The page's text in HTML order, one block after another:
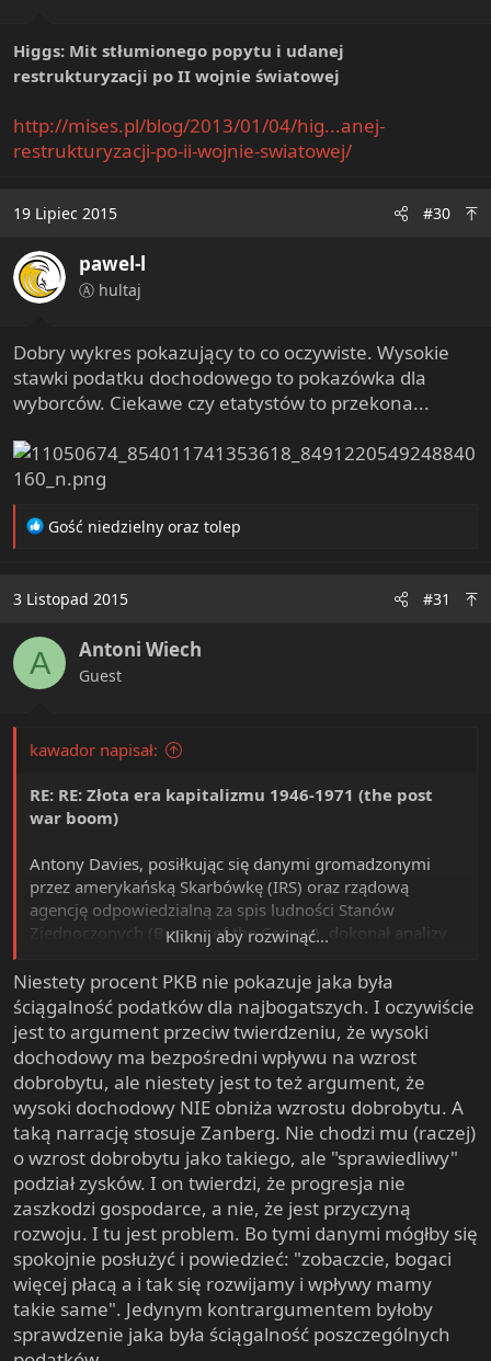
Higgs: Mit stłumionego popytu i udanej
restrukturyzacji po II wojnie światowej
http://mises.pl/blog/2013/01/04/hig...anej-
restrukturyzacji-po-ii-wojnie-swiatowej/
19 Lipiec 2015 #30
pawel-l
Ⓐ hultaj
Dobry wykres pokazujący to co oczywiste. Wysokie
stawki podatku dochodowego to pokazówka dla
wyborców. Ciekawe czy etatystów to przekona...
R
t
n
s
Gość niedzielny oraz tolep
3 Listopad 2015 #31
A Antoni Wiech
Guest
kawador napisał:
RE: RE: Złota era kapitalizmu 1946-1971 (the post
war boom)
Antony Davies, posiłkując się danymi gromadzonymi
przez amerykańską Skarbówkę (IRS) oraz rządową
agencję odpowiedzialną za spis ludności Stanów
Zjednoczonych (Bureau of the Census), dokonał analizy
budżetu w latach 1954-2010. Jak widać, analiza obejmuje
okres nazywany przez zwolenników wysokich stawek
podatkowych "złotą erą kapitalizmu". Co się okazało?
Przychody do budżetu z tytułu ściągania
dochodowego nie zmieniały się - prawie zawsze
wynosiły 18% PKB!To chyba ostateczne zaoranie jednej
z ulubionych narracji progresywistów - że wysoki
dochodowy był przyczyną prosperity.
Kliknij aby rozwinąć...
Niestety procent PKB nie pokazuje jaka była
ściągalność podatków dla najbogatszych. I oczywiście
jest to argument przeciw twierdzeniu, że wysoki
dochodowy ma bezpośredni wpływu na wzrost
dobrobytu, ale niestety jest to też argument, że
wysoki dochodowy NIE obniża wzrostu dobrobytu. A
taką narrację stosuje Zanberg. Nie chodzi mu (raczej)
o wzrost dobrobytu jako takiego, ale "sprawiedliwy"
podział zysków. I on twierdzi, że progresja nie
zaszkodzi gospodarce, a nie, że jest przyczyną
rozwoju. I tu jest problem. Bo tymi danymi mógłby się
spokojnie posłużyć i powiedzieć: "zobaczcie, bogaci
więcej płacą a i tak się rozwijamy i wpływy mamy
takie same". Jedynym kontrargumentem byłoby
sprawdzenie jaka była ściągalność poszczególnych